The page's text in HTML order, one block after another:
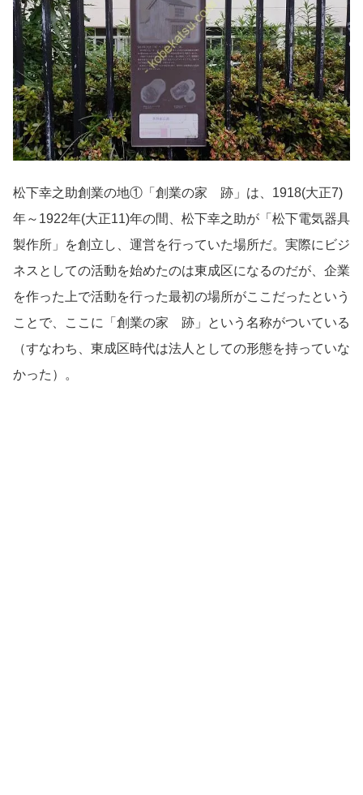
松下幸之助創業の地①「創業の家 跡」は、1918(大正7)
年～1922年(大正11)年の間、松下幸之助が「松下電気器具
製作所」を創立し、運営を行っていた場所だ。実際にビジ
ネスとしての活動を始めたのは東成区になるのだが、企業
を作った上で活動を行った最初の場所がここだったという
ことで、ここに「創業の家 跡」という名称がついている
（すなわち、東成区時代は法人としての形態を持っていな
かった）。